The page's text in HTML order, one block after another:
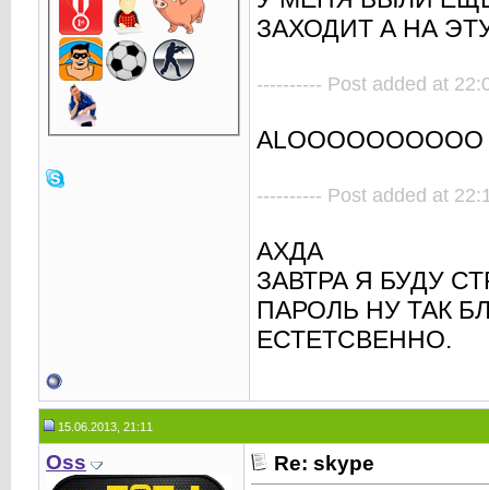
ЗАХОДИТ А НА
---------- Post added at
---------- Post added at
АХДА
ЗАВТРА Я БУДУ
ПАРОЛЬ НУ ТАК
ЕСТЕТСВЕННО.
15.06.2013, 21:11
Oss Re: skype